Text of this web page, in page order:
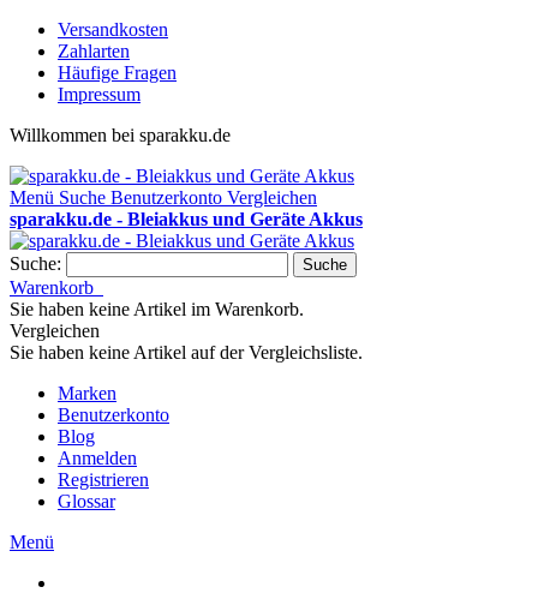
Versandkosten
Zahlarten
Häufige Fragen
Impressum
Willkommen bei sparakku.de
Menü Suche Benutzerkonto Vergleichen
sparakku.de - Bleiakkus und Geräte Akkus
Suche: Suche
Warenkorb
Sie haben keine Artikel im Warenkorb.
Vergleichen
Sie haben keine Artikel auf der Vergleichsliste.
Marken
Benutzerkonto
Blog
Anmelden
Registrieren
Glossar
Menü